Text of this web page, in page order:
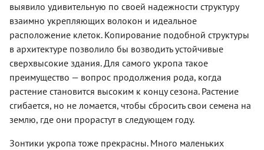
выявило удивительную по своей надежности структуру
взаимно укрепляющих волокон и идеальное
расположение клеток. Копирование подобной структуры
в архитектуре позволило бы возводить устойчивые
сверхвысокие здания. Для самого укропа такое
преимущество — вопрос продолжения рода, когда
растение становится высоким к концу сезона. Растение
сгибается, но не ломается, чтобы сбросить свои семена на
землю, где они прорастут в следующем году.
Зонтики укропа тоже прекрасны. Много маленьких